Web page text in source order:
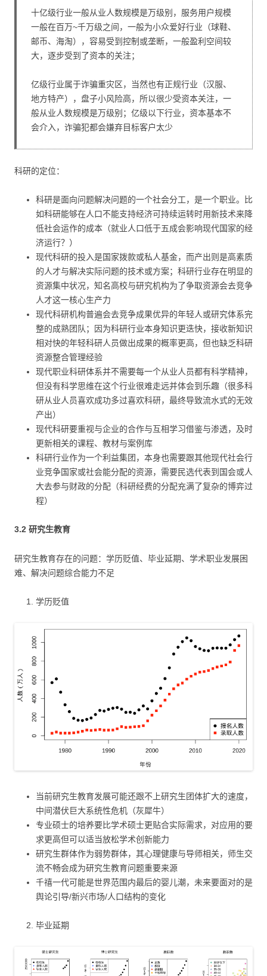
十亿级行业一般从业人数规模是万级别，服务用户规模
一般在百万~千万级之间，一般为小众爱好行业（球鞋、
邮币、海淘），容易受到控制或垄断，一般盈利空间较
大，逐步受到了资本的关注；
亿级行业属于诈骗重灾区，当然也有正规行业（汉服、
地方特产），盘子小风险高，所以很少受资本关注，一
般从业人数规模是万级别；亿级以下行业，资本基本不
会介入，诈骗犯都会嫌弃目标客户太少
科研的定位：
科研是面向问题解决问题的一个社会分工，是一个职业。比
如科研能够在人口不能支持经济可持续运转时用新技术来降
低社会运作的成本（就业人口低于五成会影响现代国家的经
济运行？）
现代科研的投入是国家拨款或私人基金，而产出则是高素质
的人才与解决实际问题的技术或方案；科研行业存在明显的
资源集中状况，知名高校与研究机构为了争取资源会去竞争
人才这一核心生产力
现代科研机构普遍会去竞争成果优异的年轻人或研究体系完
整的成熟团队；因为科研行业本身知识更迭快，接收新知识
相对快的年轻科研人员做出成果的概率更高，但也缺乏科研
资源整合管理经验
现代职业科研体系并不需要每一个从业人员都有科学精神，
但没有科学思维在这个行业很难走远并体会到乐趣（很多科
研从业人员喜欢成功多过喜欢科研，最终导致流水式的无效
产出）
现代科研要重视与企业的合作与互相学习借鉴与渗透，及时
更新相关的课程、教材与案例库
科研行业作为一个利益集团，本身也需要跟其他现代社会行
业竞争国家或社会能分配的资源，需要民选代表到国会或人
大去参与财政的分配（科研经费的分配充满了复杂的博弈过
程）
3.2 研究生教育
研究生教育存在的问题：学历贬值、毕业延期、学术职业发展困
难、解决问题综合能力不足
学历贬值
当前研究生教育发展可能还跟不上研究生团体扩大的速度，
中间潜伏巨大系统性危机（灰犀牛）
专业硕士的培养要比学术硕士更贴合实际需求，对应用的要
求更高但可以适当放松学术创新能力
研究生群体作为弱势群体，其心理健康与导师相关，师生交
流不畅会成为研究生教育问题重要来源
千禧一代可能是世界范围内最后的婴儿潮，未来要面对的是
舆论引导/新兴市场/人口结构的变化
毕业延期